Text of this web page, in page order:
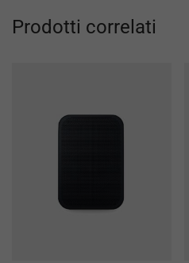
Prodotti correlati